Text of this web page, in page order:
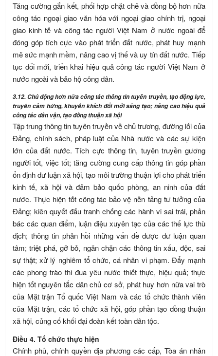
Tăng cường gắn kết, phối hợp chặt chẽ và đồng bộ hơn nữa
công tác ngoại giao văn hóa với ngoại giao chính trị, ngoại
giao kinh tế và công tác người Việt Nam ở nước ngoài để
đóng góp tích cực vào phát triển đất nước, phát huy mạnh
mẽ sức mạnh mềm, nâng cao vị thế và uy tín đất nước. Tiếp
tục đổi mới, triển khai hiệu quả công tác người Việt Nam ở
nước ngoài và bảo hộ công dân.
3.12. Chủ động hơn nữa công tác thông tin tuyên truyền, tạo động lực,
truyền cảm hứng, khuyến khích đổi mới sáng tạo; nâng cao hiệu quả
công tác dân vận, tạo đồng thuận xã hội
Tập trung thông tin tuyên truyền về chủ trương, đường lối của
Đảng, chính sách, pháp luật của Nhà nước và các sự kiện
lớn của đất nước. Tích cực thông tin, tuyên truyền gương
người tốt, việc tốt; tăng cường cung cấp thông tin góp phần
ổn định dư luận xã hội, tạo môi trường thuận lợi cho phát triển
kinh tế, xã hội và đảm bảo quốc phòng, an ninh của đất
nước. Thực hiện tốt công tác bảo vệ nền tảng tư tưởng của
Đảng; kiên quyết đấu tranh chống các hành vi sai trái, phản
bác các quan điểm, luận điệu xuyên tạc của các thế lực thù
địch; thông tin phản hồi những vấn đề được dư luận quan
tâm; triệt phá, gỡ bỏ, ngăn chặn các thông tin xấu, độc, sai
sự thật; xử lý nghiêm tổ chức, cá nhân vi phạm. Đẩy mạnh
các phong trào thi đua yêu nước thiết thực, hiệu quả; thực
hiện tốt nguyên tắc dân chủ cơ sở, phát huy hơn nữa vai trò
của Mặt trận Tổ quốc Việt Nam và các tổ chức thành viên
của Mặt trận, các tổ chức xã hội, góp phần tạo đồng thuận
xã hội, củng cố khối đại đoàn kết toàn dân tộc.
Điều 4. Tổ chức thực hiện
Chính phủ, chính quyền địa phương các cấp, Tòa án nhân